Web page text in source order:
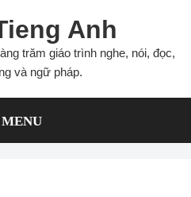
Anh
trăm giáo trình nghe, nói, đọc,
và ngữ pháp.
MENU